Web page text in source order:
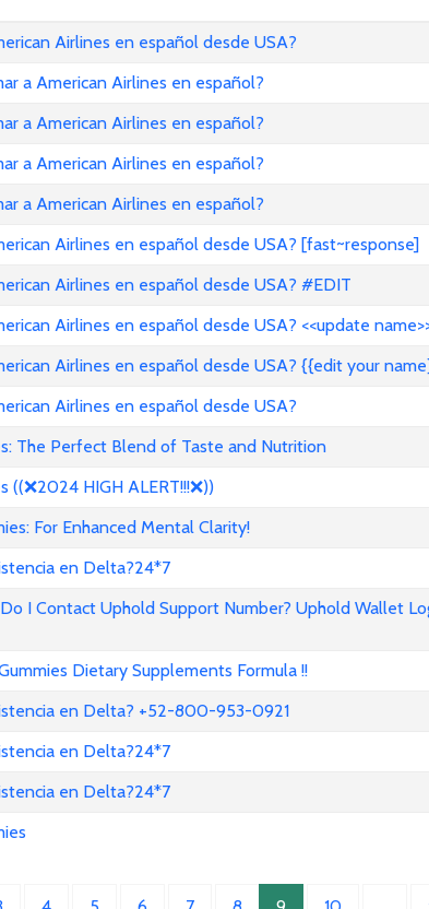
Airlines en español desde USA?
a American Airlines en español?
a American Airlines en español?
a American Airlines en español?
a American Airlines en español?
Airlines en español desde USA? [fast~response]
Airlines en español desde USA? #EDIT
Airlines en español desde USA? <<update
Airlines en español desde USA? {{edit your
Airlines en español desde USA?
The Perfect Blend of Taste and Nutrition
((❌2024 HIGH ALERT!!!❌))
For Enhanced Mental Clarity!
en Delta?24*7
I Contact Uphold Support Number? Uphold Wallet
Dietary Supplements Formula !!
en Delta? +52-800-953-0921
en Delta?24*7
en Delta?24*7